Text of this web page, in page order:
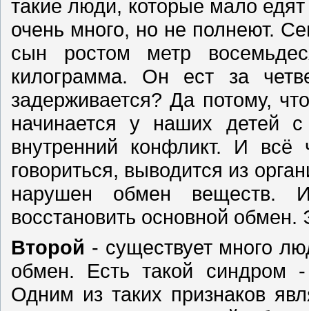
такие люди, которые мало
очень много, но не полнеют.
сын ростом метр
килограмма. Он ест за
задерживается? Да потому,
начинается у наших детей
внутренний конфликт. И
говориться, выводится из
нарушен обмен веществ.
восстановить основной
Второй - существует много
обмен. Есть такой синдром -
Одним из таких признаков